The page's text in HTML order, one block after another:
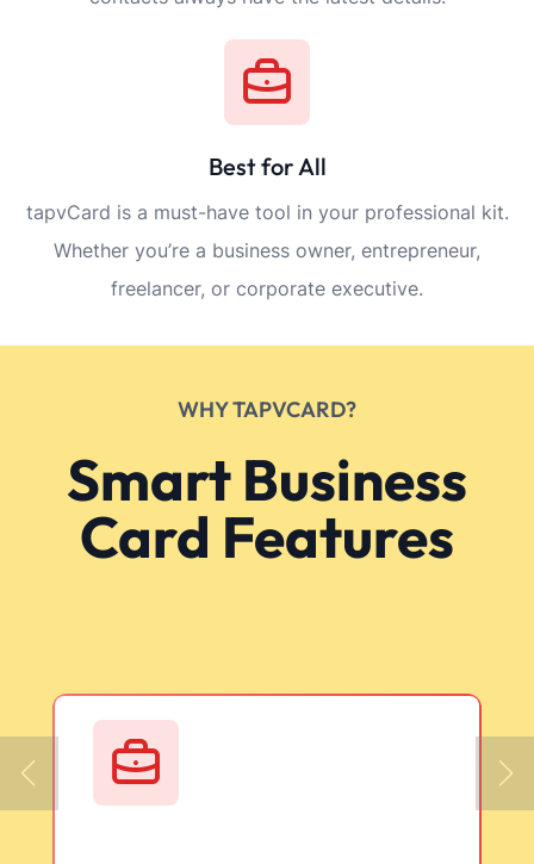
Best for All
tapvCard is a must-have tool in your professional kit.
Whether you’re a business owner, entrepreneur,
freelancer, or corporate executive.
WHY TAPVCARD?
Smart Business
Card Features